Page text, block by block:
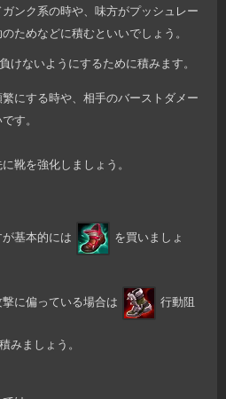
ンク系の時や、味方がプッシュレー
ためなどに積むといいでしょう。
けないようにするために積みます。
にする時や、相手のバーストダメー
す。
靴を強化しましょう。
基本的には を買いましょ
に偏っている場合は
行動阻
みましょう。